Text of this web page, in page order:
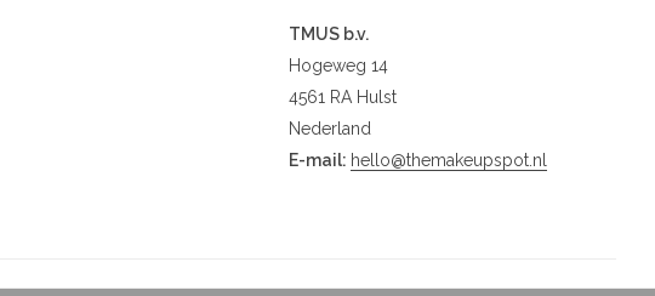
TMUS b.v.
Hogeweg 14
4561 RA Hulst
Nederland
E-mail: hello@themakeupspot.nl